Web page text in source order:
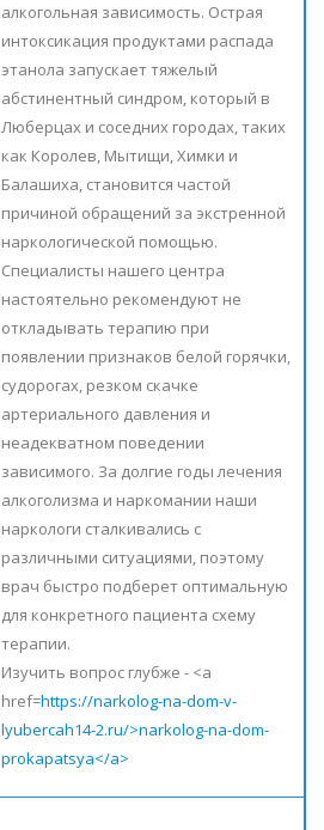
алкогольная зависимость. Острая
интоксикация продуктами распада
этанола запускает тяжелый
абстинентный синдром, который в
Люберцах и соседних городах, таких
как Королев, Мытищи, Химки и
Балашиха, становится частой
причиной обращений за экстренной
наркологической помощью.
Специалисты нашего центра
настоятельно рекомендуют не
откладывать терапию при
появлении признаков белой горячки,
судорогах, резком скачке
артериального давления и
неадекватном поведении
зависимого. За долгие годы лечения
алкоголизма и наркомании наши
наркологи сталкивались с
различными ситуациями, поэтому
врач быстро подберет оптимальную
для конкретного пациента схему
терапии.
Изучить вопрос глубже - <a
href=https://narkolog-na-dom-v-
lyubercah14-2.ru/>narkolog-na-dom-
prokapatsya</a>